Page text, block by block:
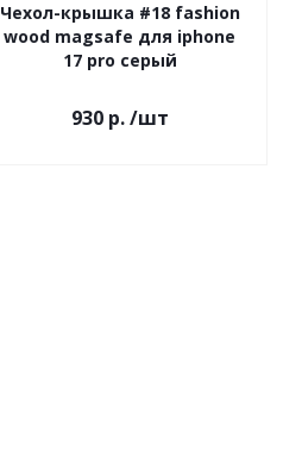
Чехол-крышка #18 fashion
wood magsafe для iphone
17 pro серый
930 р. /шт